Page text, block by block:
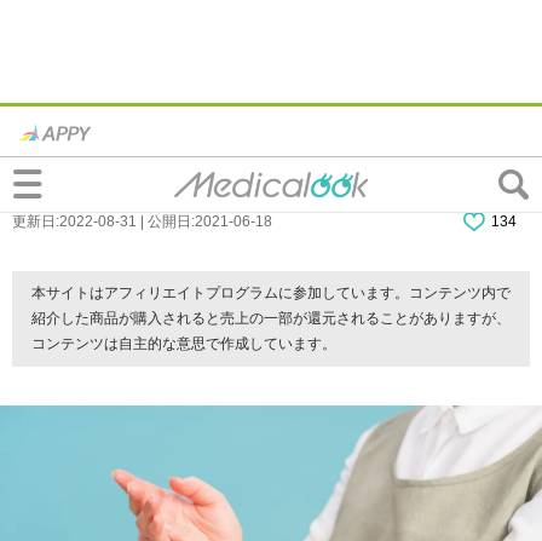
手の指の硬直は関節リウマチやバネ指が原
因かも。病院は何科？医師監修
更新日:2022-08-31 | 公開日:2021-06-18 134
本サイトはアフィリエイトプログラムに参加しています。コンテンツ内で
紹介した商品が購入されると売上の一部が還元されることがありますが、
コンテンツは自主的な意思で作成しています。